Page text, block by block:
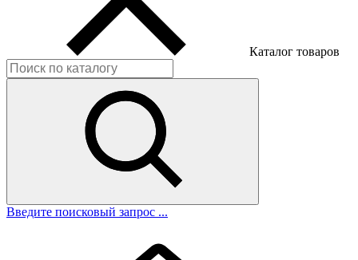
Каталог товаров
Введите поисковый запрос ...